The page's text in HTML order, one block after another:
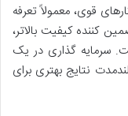
قوی، معمولاً تعرفه
کننده کیفیت بالاتر،
سرمایه گذاری در یک
نتایج بهتری برای